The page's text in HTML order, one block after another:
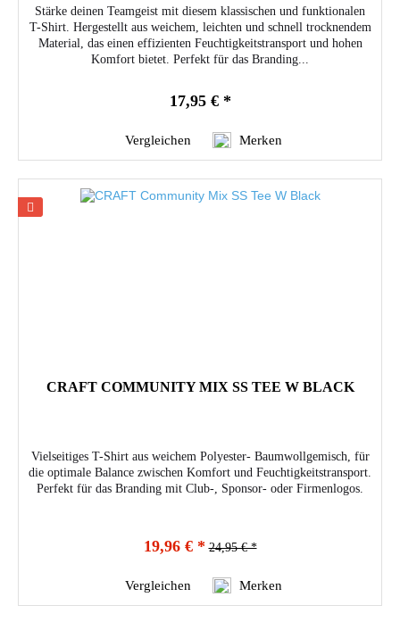
Stärke deinen Teamgeist mit diesem klassischen und funktionalen
T-Shirt. Hergestellt aus weichem, leichten und schnell trocknendem
Material, das einen effizienten Feuchtigkeitstransport und hohen
Komfort bietet. Perfekt für das Branding...
17,95 € *
Vergleichen Merken
CRAFT COMMUNITY MIX SS TEE W BLACK
Vielseitiges T-Shirt aus weichem Polyester- Baumwollgemisch, für
die optimale Balance zwischen Komfort und Feuchtigkeitstransport.
Perfekt für das Branding mit Club-, Sponsor- oder Firmenlogos.
19,96 € * 24,95 € *
Vergleichen Merken